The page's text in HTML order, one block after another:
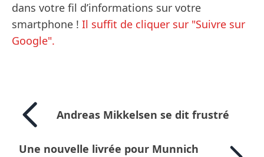
dans votre fil d’informations sur votre
smartphone ! Il suffit de cliquer sur "Suivre sur
Google".
Andreas Mikkelsen se dit frustré
Une nouvelle livrée pour Munnich